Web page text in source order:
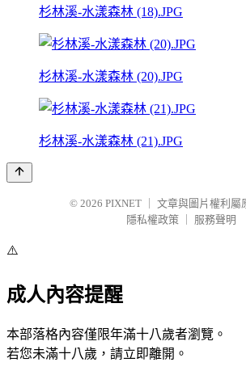
杉林溪-水漾森林 (18).JPG
杉林溪-水漾森林 (20).JPG
杉林溪-水漾森林 (21).JPG
© 2026 PIXNET
文章與圖片權利屬
隱私權政策
服務聲明
⚠️
成人內容提醒
本部落格內容僅限年滿十八歲者瀏覽。
若您未滿十八歲，請立即離開。